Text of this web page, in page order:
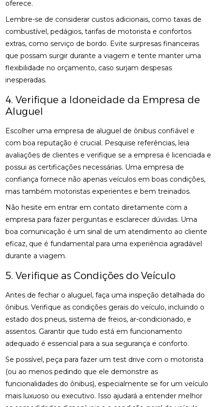
oferece.
Lembre-se de considerar custos adicionais, como taxas de
combustível, pedágios, tarifas de motorista e confortos
extras, como serviço de bordo. Evite surpresas financeiras
que possam surgir durante a viagem e tente manter uma
flexibilidade no orçamento, caso surjam despesas
inesperadas.
4. Verifique a Idoneidade da Empresa de
Aluguel
Escolher uma empresa de aluguel de ônibus confiável e
com boa reputação é crucial. Pesquise referências, leia
avaliações de clientes e verifique se a empresa é licenciada e
possui as certificações necessárias. Uma empresa de
confiança fornece não apenas veículos em boas condições,
mas também motoristas experientes e bem treinados.
Não hesite em entrar em contato diretamente com a
empresa para fazer perguntas e esclarecer dúvidas. Uma
boa comunicação é um sinal de um atendimento ao cliente
eficaz, que é fundamental para uma experiência agradável
durante a viagem.
5. Verifique as Condições do Veículo
Antes de fechar o aluguel, faça uma inspeção detalhada do
ônibus. Verifique as condições gerais do veículo, incluindo o
estado dos pneus, sistema de freios, ar-condicionado, e
assentos. Garantir que tudo está em funcionamento
adequado é essencial para a sua segurança e conforto.
Se possível, peça para fazer um test drive com o motorista
(ou ao menos pedindo que ele demonstre as
funcionalidades do ônibus), especialmente se for um veículo
mais luxuoso ou executivo. Isso ajudará a entender melhor